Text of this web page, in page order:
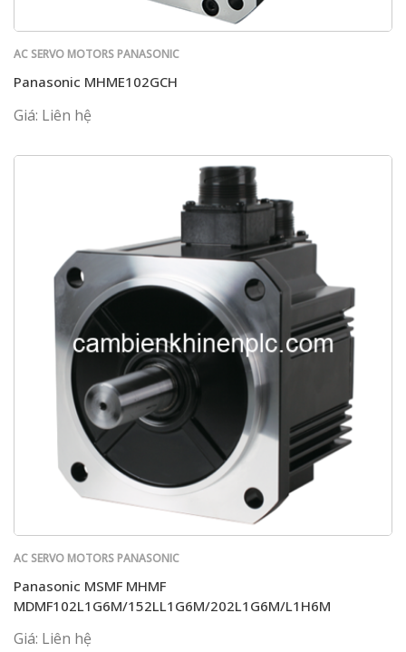
AC SERVO MOTORS PANASONIC
Panasonic MHME102GCH
Giá: Liên hệ
AC SERVO MOTORS PANASONIC
Panasonic MSMF MHMF
MDMF102L1G6M/152LL1G6M/202L1G6M/L1H6M
Giá: Liên hệ